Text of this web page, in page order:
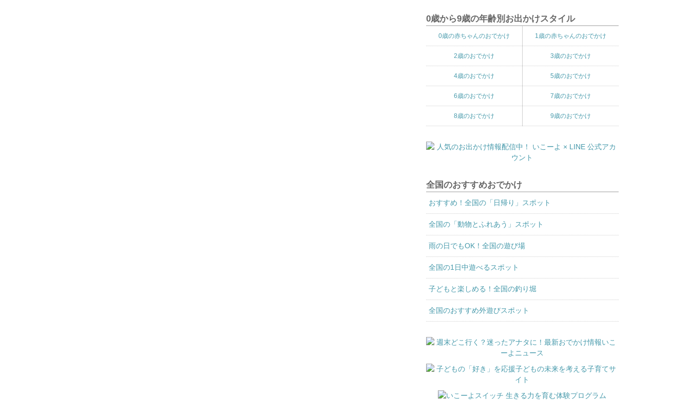
0歳から9歳の年齢別お出かけスタイル
0歳の赤ちゃんのおでかけ 1歳の赤ちゃんのおでかけ
2歳のおでかけ 3歳のおでかけ
4歳のおでかけ 5歳のおでかけ
6歳のおでかけ 7歳のおでかけ
8歳のおでかけ 9歳のおでかけ
全国のおすすめおでかけ
おすすめ！全国の「日帰り」スポット
全国の「動物とふれあう」スポット
雨の日でもOK！全国の遊び場
全国の1日中遊べるスポット
子どもと楽しめる！全国の釣り堀
全国のおすすめ外遊びスポット